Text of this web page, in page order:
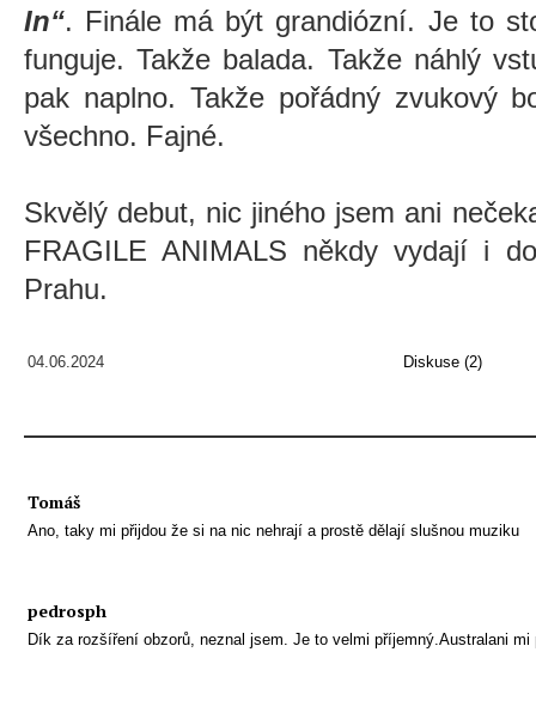
In“. Finále má být grandiózní. Je to
funguje. Takže balada. Takže náhlý
pak naplno. Takže pořádný zvukový
všechno. Fajné.
Skvělý debut, nic jiného jsem ani
FRAGILE ANIMALS někdy vydají i
Prahu.
04.06.2024 Diskuse (2)
Tomáš
Ano, taky mi přijdou že si na nic nehrají a prostě dělají slušnou muziku
pedrosph
Dík za rozšíření obzorů, neznal jsem. Je to velmi příjemný.Australani